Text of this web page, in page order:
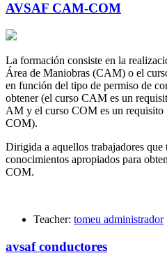
AVSAF CAM-COM
La formación consiste en la
Área de Maniobras (CAM) o el
en función del tipo de permiso de
obtener (el curso CAM es un
AM y el curso COM es un requisito
COM).
Dirigida a aquellos trabajadores que
conocimientos apropiados para
COM.
Teacher: tomeu administrador
avsaf conductores